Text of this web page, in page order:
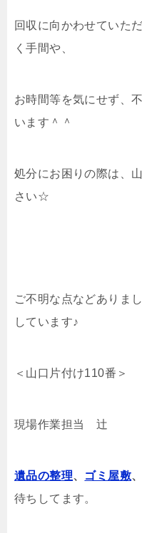
回収に向かわせていた
く手間や、
お時間等を気にせず、
います＾＾
処分にお困りの際は、
さい☆
ご不明な点などありま
しています♪
＜山口片付け110番＞
現場作業担当 辻
遺品の整理、 ゴミ屋敷
待ちしてます。